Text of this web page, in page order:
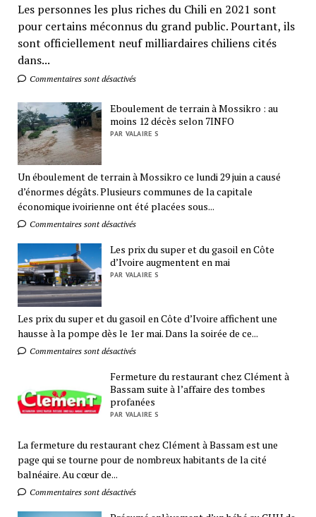
Les personnes les plus riches du Chili en 2021 sont
pour certains méconnus du grand public. Pourtant, ils
sont officiellement neuf milliardaires chiliens cités
dans...
Commentaires sont désactivés
Eboulement de terrain à Mossikro : au
moins 12 décès selon 7INFO
PAR VALAIRE S
Un éboulement de terrain à Mossikro ce lundi 29 juin a causé
d’énormes dégâts. Plusieurs communes de la capitale
économique ivoirienne ont été placées sous...
Commentaires sont désactivés
Les prix du super et du gasoil en Côte
d’Ivoire augmentent en mai
PAR VALAIRE S
Les prix du super et du gasoil en Côte d’Ivoire affichent une
hausse à la pompe dès le 1er mai. Dans la soirée de ce...
Commentaires sont désactivés
Fermeture du restaurant chez Clément à
Bassam suite à l’affaire des tombes
profanées
PAR VALAIRE S
La fermeture du restaurant chez Clément à Bassam est une
page qui se tourne pour de nombreux habitants de la cité
balnéaire. Au cœur de...
Commentaires sont désactivés